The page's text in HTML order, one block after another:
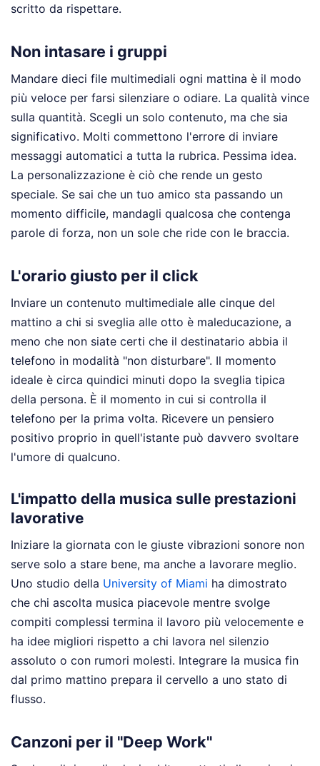
scritto da rispettare.
Non intasare i gruppi
Mandare dieci file multimediali ogni mattina è il modo
più veloce per farsi silenziare o odiare. La qualità vince
sulla quantità. Scegli un solo contenuto, ma che sia
significativo. Molti commettono l'errore di inviare
messaggi automatici a tutta la rubrica. Pessima idea.
La personalizzazione è ciò che rende un gesto
speciale. Se sai che un tuo amico sta passando un
momento difficile, mandagli qualcosa che contenga
parole di forza, non un sole che ride con le braccia.
L'orario giusto per il click
Inviare un contenuto multimediale alle cinque del
mattino a chi si sveglia alle otto è maleducazione, a
meno che non siate certi che il destinatario abbia il
telefono in modalità "non disturbare". Il momento
ideale è circa quindici minuti dopo la sveglia tipica
della persona. È il momento in cui si controlla il
telefono per la prima volta. Ricevere un pensiero
positivo proprio in quell'istante può davvero svoltare
l'umore di qualcuno.
L'impatto della musica sulle prestazioni
lavorative
Iniziare la giornata con le giuste vibrazioni sonore non
serve solo a stare bene, ma anche a lavorare meglio.
Uno studio della University of Miami ha dimostrato
che chi ascolta musica piacevole mentre svolge
compiti complessi termina il lavoro più velocemente e
ha idee migliori rispetto a chi lavora nel silenzio
assoluto o con rumori molesti. Integrare la musica fin
dal primo mattino prepara il cervello a uno stato di
flusso.
Canzoni per il "Deep Work"